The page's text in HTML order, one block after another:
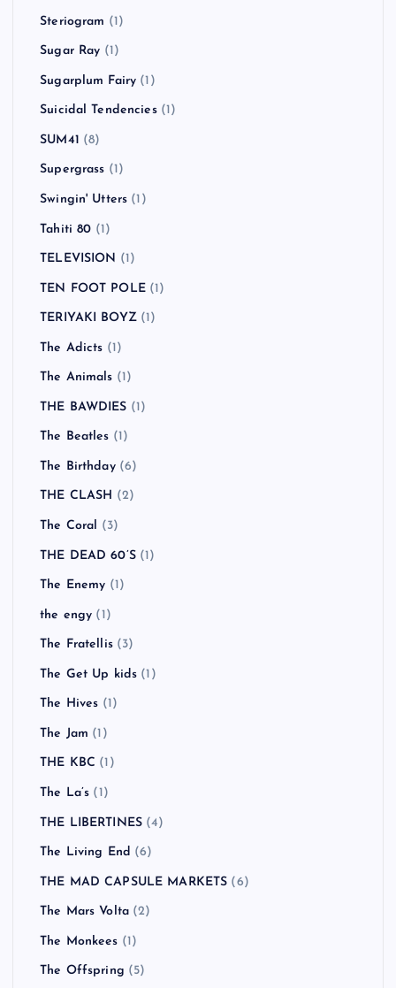
Steriogram (1)
Sugar Ray (1)
Sugarplum Fairy (1)
Suicidal Tendencies(1)
SUM41 (8)
Supergrass (1)
Swingin' Utters (1)
Tahiti 80 (1)
TELEVISION (1)
TEN FOOT POLE(1)
TERIYAKI BOYZ(1)
The Adicts (1)
The Animals (1)
THE BAWDIES (1)
The Beatles (1)
The Birthday(6)
THE CLASH (2)
The Coral (3)
THE DEAD 60’S(1)
The Enemy (1)
the engy (1)
The Fratellis(3)
The Get Up kids (1)
The Hives (1)
The Jam (1)
THE KBC (1)
The La’s (1)
THE LIBERTINES (4)
The Living End (6)
THE MAD CAPSULE MARKETS (6)
The Mars Volta (2)
The Monkees (1)
The Offspring (5)